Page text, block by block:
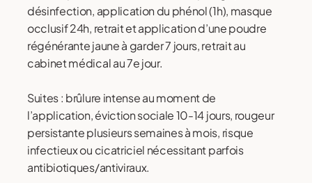
désinfection, application du phénol (1h), masque
occlusif 24h, retrait et application d’une poudre
régénérante jaune à garder 7 jours, retrait au
cabinet médical au 7e jour.
Suites : brûlure intense au moment de
l’application, éviction sociale 10-14 jours, rougeur
persistante plusieurs semaines à mois, risque
infectieux ou cicatriciel nécessitant parfois
antibiotiques/antiviraux.